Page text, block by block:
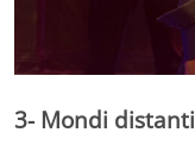
3- Mondi